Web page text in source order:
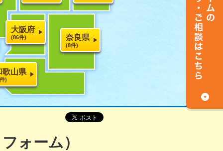
大阪府
(86件) 奈良県
(8件)
歌山県
)
ォーム）